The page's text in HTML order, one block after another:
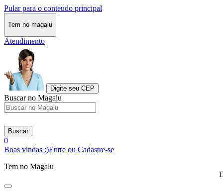
Pular para o conteudo principal
Tem no magalu
Atendimento
Digite seu CEP
Buscar no Magalu
Buscar
0
Boas vindas :)Entre ou Cadastre-se
Tem no Magalu